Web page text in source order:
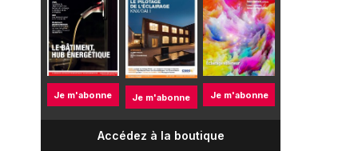
Je m'abonne Je m'abonne Je m'abonne
Accédez à la boutique